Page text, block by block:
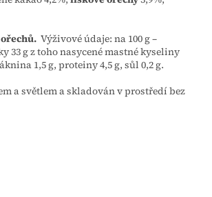
Výživové údaje: na 100 g –
33 g z toho nasycené mastné kyseliny
1,5 g, proteiny 4,5 g, sůl 0,2 g.
a světlem a skladován v prostředí bez